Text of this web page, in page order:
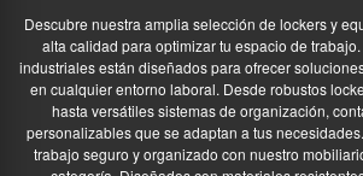
Descubre nuestra amplia selección de lockers y
alta calidad para optimizar tu espacio de
industriales están diseñados para ofrecer
en cualquier entorno laboral. Desde robustos
hasta versátiles sistemas de organización,
personalizables que se adaptan a tus
trabajo seguro y organizado con nuestro